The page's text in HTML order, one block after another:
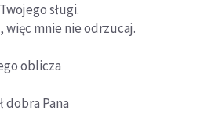
sługi.
więc mnie nie odrzucaj.
oblicza
dobra Pana